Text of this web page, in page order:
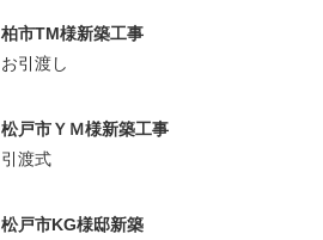
柏市TM様新築工事
お引渡し
松戸市ＹＭ様新築工事
引渡式
松戸市KG様邸新築